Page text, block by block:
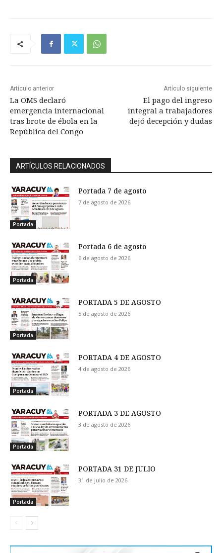
Artículo anterior
La OMS declaró
emergencia internacional
tras brote de ébola en la
República del Congo
Artículo siguiente
El pago del ingreso
integral a trabajadores
dejó decepción y dudas
ARTÍCULOS RELACIONADOS
Portada
Portada 7 de agosto
7 de agosto de 2026
Portada
Portada 6 de agosto
6 de agosto de 2026
Portada
PORTADA 5 DE AGOSTO
5 de agosto de 2026
Portada
PORTADA 4 DE AGOSTO
4 de agosto de 2026
Portada
PORTADA 3 DE AGOSTO
3 de agosto de 2026
Portada
PORTADA 31 DE JULIO
31 de julio de 2026